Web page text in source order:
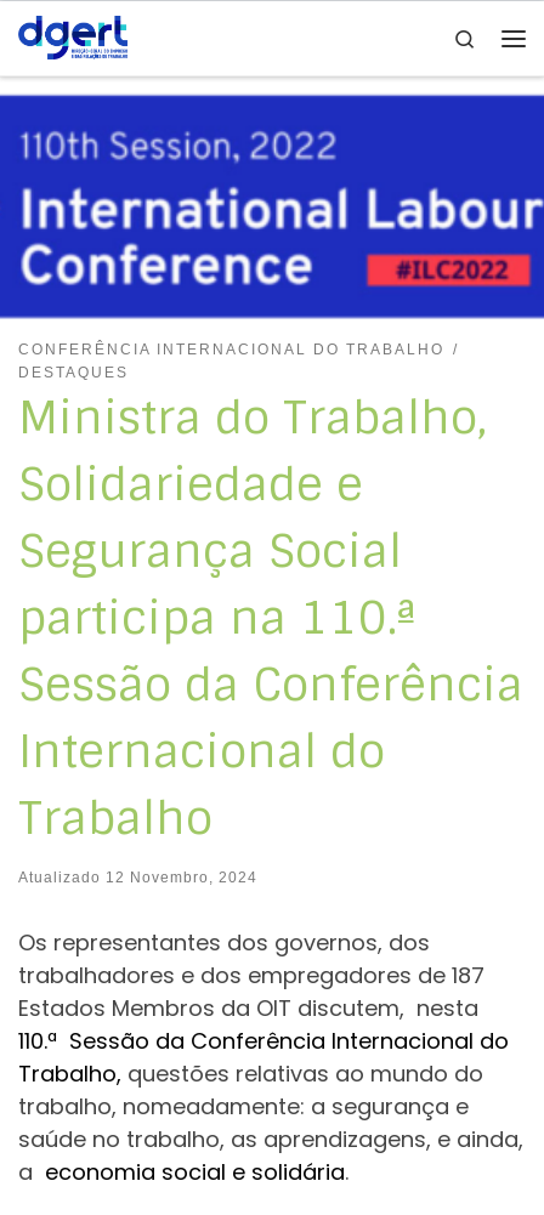
Skip to content
Search
CONFERÊNCIA INTERNACIONAL DO TRABALHO
DESTAQUES
Ministra do Trabalho,
Solidariedade e
Segurança Social
participa na 110.ª
Sessão da Conferência
Internacional do
Trabalho
Atualizado 12 Novembro, 2024
Os representantes dos governos, dos
trabalhadores e dos empregadores de 187
Estados Membros da OIT discutem, nesta
110.ª Sessão da Conferência Internacional do
Trabalho, questões relativas ao mundo do
trabalho, nomeadamente: a segurança e
saúde no trabalho, as aprendizagens, e ainda,
a economia social e solidária.